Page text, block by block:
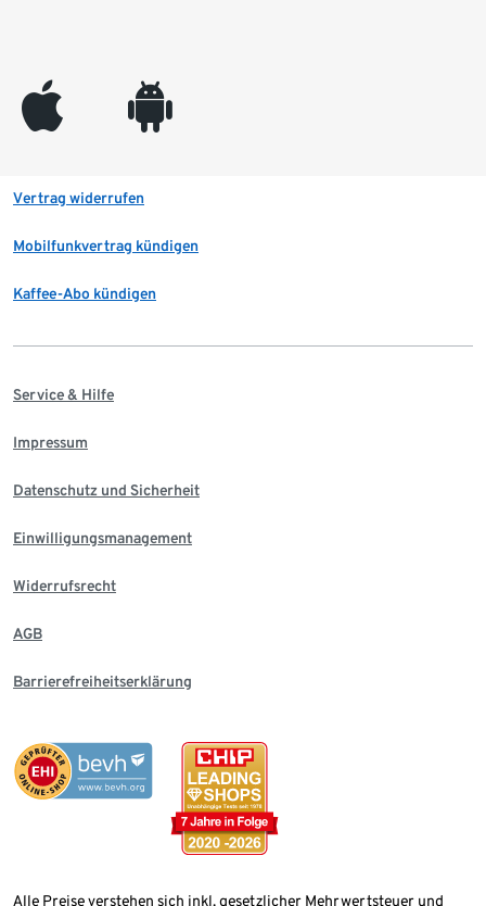
appleinc android
Vertrag widerrufen
Mobilfunkvertrag kündigen
Kaffee-Abo kündigen
Service & Hilfe
Impressum
Datenschutz und Sicherheit
Einwilligungsmanagement
Widerrufsrecht
AGB
Barrierefreiheitserklärung
Alle Preise verstehen sich inkl. gesetzlicher Mehrwertsteuer und